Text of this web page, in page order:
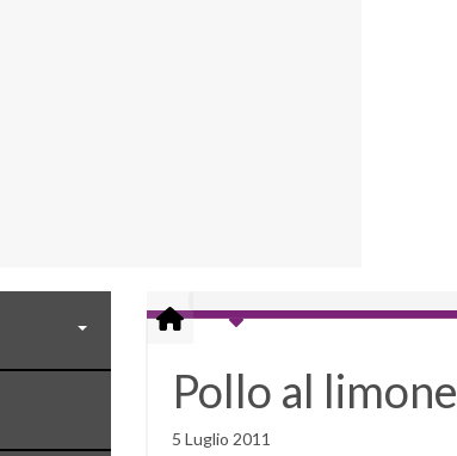
Pollo al limone
5 Luglio 2011